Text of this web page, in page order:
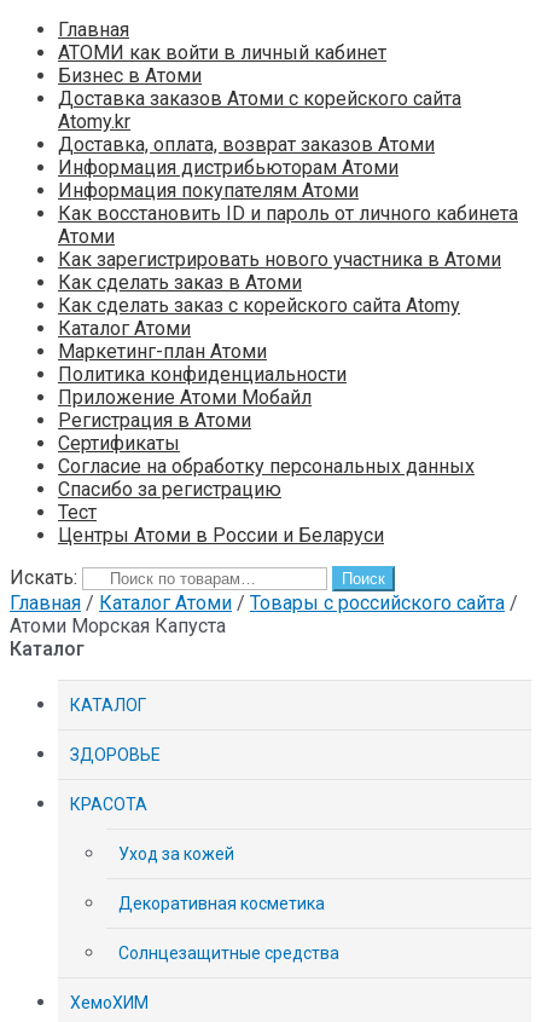
Главная
АТОМИ как войти в личный кабинет
Бизнес в Атоми
Доставка заказов Атоми с корейского сайта
Atomy.kr
Доставка, оплата, возврат заказов Атоми
Информация дистрибьюторам Атоми
Информация покупателям Атоми
Как восстановить ID и пароль от личного кабинета
Атоми
Как зарегистрировать нового участника в Атоми
Как сделать заказ в Атоми
Как сделать заказ с корейского сайта Atomy
Каталог Атоми
Маркетинг-план Атоми
Политика конфиденциальности
Приложение Атоми Мобайл
Регистрация в Атоми
Сертификаты
Согласие на обработку персональных данных
Спасибо за регистрацию
Тест
Центры Атоми в России и Беларуси
Искать:
Поиск
Главная / Каталог Атоми / Товары с российского сайта /
Атоми Морская Капуста
Каталог
КАТАЛОГ
ЗДОРОВЬЕ
КРАСОТА
Уход за кожей
Декоративная косметика
Солнцезащитные средства
ХемоХИМ